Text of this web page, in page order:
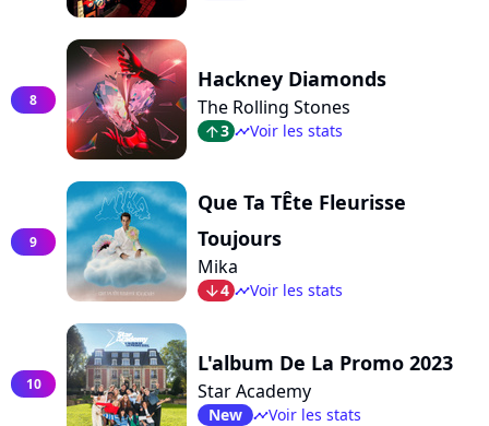
8
Hackney Diamonds
The Rolling Stones
arrow_top3 timelineVoir les stats
9
Que Ta TÊte Fleurisse
Toujours
Mika
arrow_bot4 timelineVoir les stats
10
L'album De La Promo 2023
Star Academy
New timelineVoir les stats